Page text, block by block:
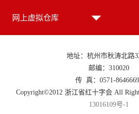
网上虚拟仓库
地址：杭州市秋涛北路
邮编：310020
传 真：0571-
Copyright©2012 浙江省红十字会 All
13016109号-1